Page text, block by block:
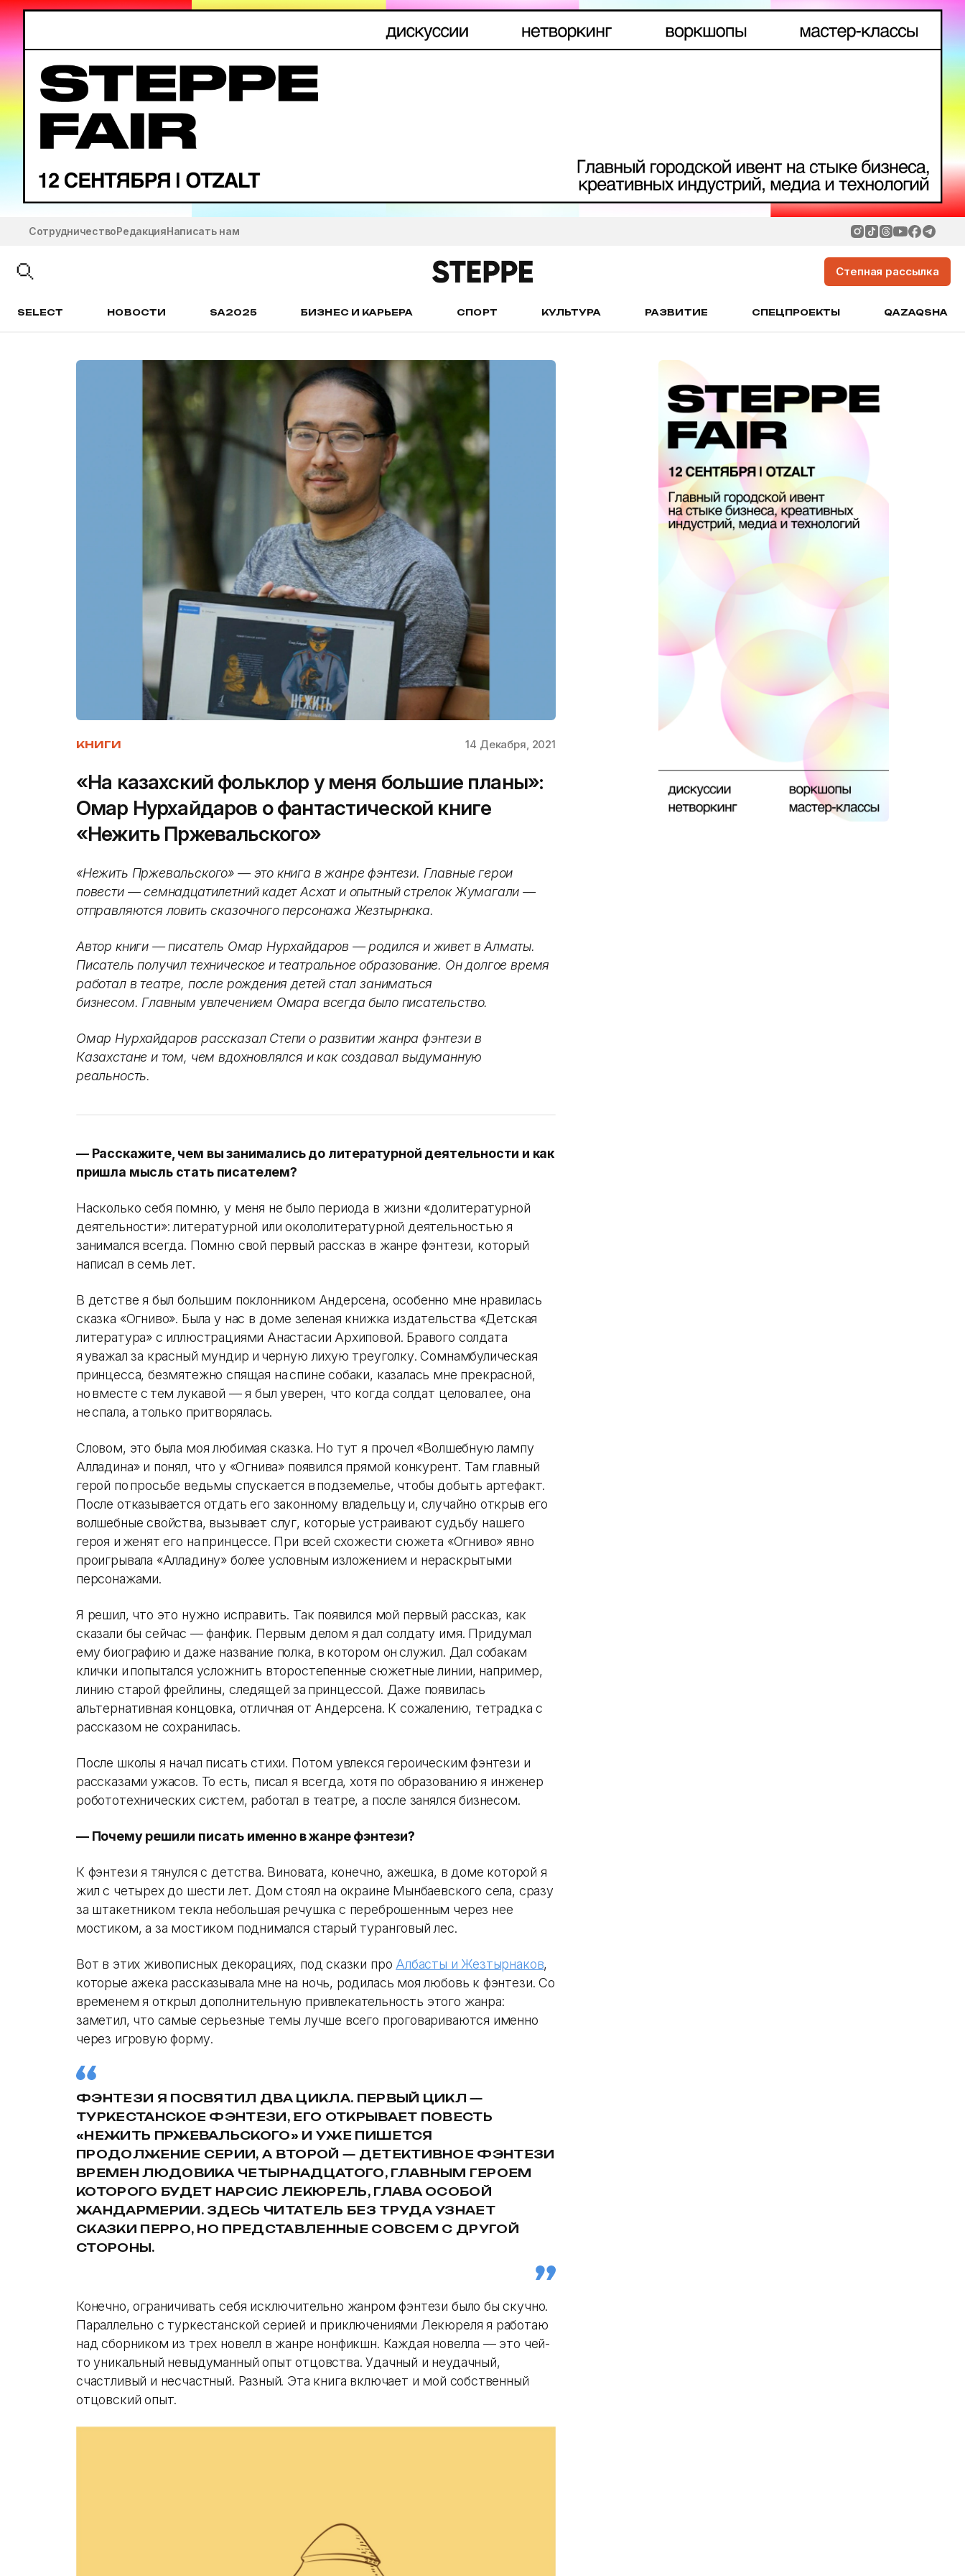
СотрудничествоРедакцияНаписать нам
Степная рассылка
SELECT НОВОСТИ SA2025 БИЗНЕС И КАРЬЕРА СПОРТ КУЛЬТУРА РАЗВИТИЕ СПЕЦПРОЕКТЫ QAZAQSHA
КНИГИ 14 Декабря, 2021
«На казахский фольклор у меня большие планы»:
Омар Нурхайдаров о фантастической книге
«Нежить Пржевальского»
«Нежить Пржевальского» — это книга в жанре фэнтези. Главные герои
повести — семнадцатилетний кадет Асхат и опытный стрелок Жумагали —
отправляются ловить сказочного персонажа Жезтырнака.
Автор книги — писатель Омар Нурхайдаров — родился и живет в Алматы.
Писатель получил техническое и театральное образование. Он долгое время
работал в театре, после рождения детей стал заниматься
бизнесом. Главным увлечением Омара всегда было писательство.
Омар Нурхайдаров рассказал Степи о развитии жанра фэнтези в
Казахстане и том, чем вдохновлялся и как создавал выдуманную
реальность.
— Расскажите, чем вы занимались до литературной деятельности и как
пришла мысль стать писателем?
Насколько себя помню, у меня не было периода в жизни «долитературной
деятельности»: литературной или окололитературной деятельностью я
занимался всегда. Помню свой первый рассказ в жанре фэнтези, который
написал в семь лет.
В детстве я был большим поклонником Андерсена, особенно мне нравилась
сказка «Огниво». Была у нас в доме зеленая книжка издательства «Детская
литература» с иллюстрациями Анастасии Архиповой. Бравого солдата
я уважал за красный мундир и черную лихую треуголку. Сомнамбулическая
принцесса, безмятежно спящая на спине собаки, казалась мне прекрасной,
но вместе с тем лукавой — я был уверен, что когда солдат целовал ее, она
не спала, а только притворялась.
Словом, это была моя любимая сказка. Но тут я прочел «Волшебную лампу
Алладина» и понял, что у «Огнива» появился прямой конкурент. Там главный
герой по просьбе ведьмы спускается в подземелье, чтобы добыть артефакт.
После отказывается отдать его законному владельцу и, случайно открыв его
волшебные свойства, вызывает слуг, которые устраивают судьбу нашего
героя и женят его на принцессе. При всей схожести сюжета «Огниво» явно
проигрывала «Алладину» более условным изложением и нераскрытыми
персонажами.
Я решил, что это нужно исправить. Так появился мой первый рассказ, как
сказали бы сейчас — фанфик. Первым делом я дал солдату имя. Придумал
ему биографию и даже название полка, в котором он служил. Дал собакам
клички и попытался усложнить второстепенные сюжетные линии, например,
линию старой фрейлины, следящей за принцессой. Даже появилась
альтернативная концовка, отличная от Андерсена. К сожалению, тетрадка с
рассказом не сохранилась.
После школы я начал писать стихи. Потом увлекся героическим фэнтези и
рассказами ужасов. То есть, писал я всегда, хотя по образованию я инженер
робототехнических систем, работал в театре, а после занялся бизнесом.
— Почему решили писать именно в жанре фэнтези?
К фэнтези я тянулся с детства. Виновата, конечно, ажешка, в доме которой я
жил с четырех до шести лет. Дом стоял на окраине Мынбаевского села, сразу
за штакетником текла небольшая речушка с переброшенным через нее
мостиком, а за мостиком поднимался старый туранговый лес.
Вот в этих живописных декорациях, под сказки про Албасты и Жезтырнаков,
которые ажека рассказывала мне на ночь, родилась моя любовь к фэнтези. Со
временем я открыл дополнительную привлекательность этого жанра:
заметил, что самые серьезные темы лучше всего проговариваются именно
через игровую форму.
ФЭНТЕЗИ Я ПОСВЯТИЛ ДВА ЦИКЛА. ПЕРВЫЙ ЦИКЛ —
ТУРКЕСТАНСКОЕ ФЭНТЕЗИ, ЕГО ОТКРЫВАЕТ ПОВЕСТЬ
«НЕЖИТЬ ПРЖЕВАЛЬСКОГО» И УЖЕ ПИШЕТСЯ
ПРОДОЛЖЕНИЕ СЕРИИ, А ВТОРОЙ — ДЕТЕКТИВНОЕ ФЭНТЕЗИ
ВРЕМЕН ЛЮДОВИКА ЧЕТЫРНАДЦАТОГО, ГЛАВНЫМ ГЕРОЕМ
КОТОРОГО БУДЕТ НАРСИС ЛЕКЮРЕЛЬ, ГЛАВА ОСОБОЙ
ЖАНДАРМЕРИИ. ЗДЕСЬ ЧИТАТЕЛЬ БЕЗ ТРУДА УЗНАЕТ
СКАЗКИ ПЕРРО, НО ПРЕДСТАВЛЕННЫЕ СОВСЕМ С ДРУГОЙ
СТОРОНЫ.
Конечно, ограничивать себя исключительно жанром фэнтези было бы скучно.
Параллельно с туркестанской серией и приключениями Лекюреля я работаю
над сборником из трех новелл в жанре нонфикшн. Каждая новелла — это чей-
то уникальный невыдуманный опыт отцовства. Удачный и неудачный,
счастливый и несчастный. Разный. Эта книга включает и мой собственный
отцовский опыт.